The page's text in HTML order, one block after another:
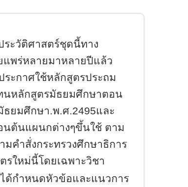
ะวัติศาสตร์ชุดนี้ทาง
พร่หลายมาหลายปีแล้ว
ะกาศใช้หลักสูตรประถม
นหลักสูตรมัธยมศึกษาตอน
ธยมศึกษา.พ.ศ.2495และ
ต้นแผนกต่างๆขึ้นใช้ ตาม
มคำสั่งกระทรวงศึกษาธิการ
ใหม่นี้โดยเฉพาะวิชา
ด้กำหนดหัวข้อและแนวการ